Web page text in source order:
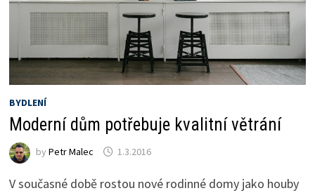
BYDLENÍ
Moderní dům potřebuje kvalitní větrání
by Petr Malec 1.3.2016
V současné době rostou nové rodinné domy jako houby